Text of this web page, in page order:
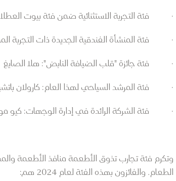
· فئة التجربة الاستثنائية ضمن فئة بيوت
· فئة المنشأة الفندقية الجديدة ذات التجربة
· فئة جائزة "قلب الضيافة النابض": هلا الصايغ
· فئة المرشد السياحي لهذا العام: كارولان
· فئة الشركة الرائدة في إدارة الوجهات: كيو
وتكرم فئة تجارب تذوق الأطعمة منافذ الأطعمة
الطعام. والفائزون بهذه الفئة لعام 2024 هم: